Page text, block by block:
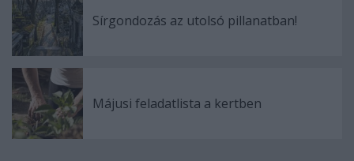
Sírgondozás az utolsó pillanatban!
Májusi feladatlista a kertben